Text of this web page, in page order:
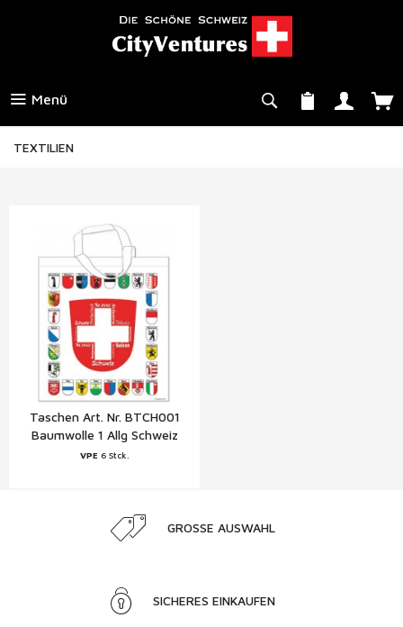
Menü
TEXTILIEN
Taschen Art. Nr. BTCH001
Baumwolle 1 Allg Schweiz
VPE 6 Stck.
GROSSE AUSWAHL
SICHERES EINKAUFEN